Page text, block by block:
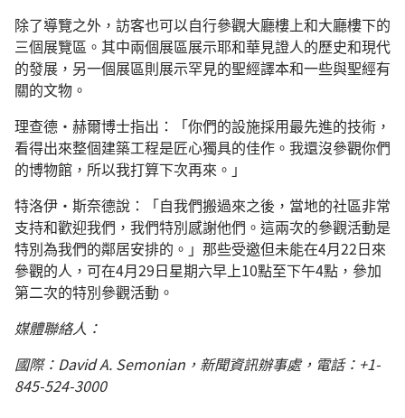
除了導覽之外，訪客也可以自行參觀大廳樓上和大廳樓下的
三個展覽區。其中兩個展區展示耶和華見證人的歷史和現代
的發展，另一個展區則展示罕見的聖經譯本和一些與聖經有
關的文物。
理查德·赫爾博士指出：「你們的設施採用最先進的技術，
看得出來整個建築工程是匠心獨具的佳作。我還沒參觀你們
的博物館，所以我打算下次再來。」
特洛伊·斯奈德說：「自我們搬過來之後，當地的社區非常
支持和歡迎我們，我們特別感謝他們。這兩次的參觀活動是
特別為我們的鄰居安排的。」那些受邀但未能在4月22日來
參觀的人，可在4月29日星期六早上10點至下午4點，參加
第二次的特別參觀活動。
媒體聯絡人：
國際：David A. Semonian，新聞資訊辦事處，電話：+1-
845-524-3000